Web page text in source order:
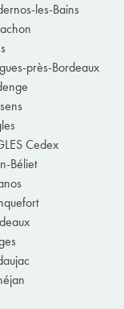
les-Bains
près-Bordeaux
Cedex
Béliet